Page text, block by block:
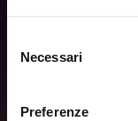
delNecessari
Preferenze